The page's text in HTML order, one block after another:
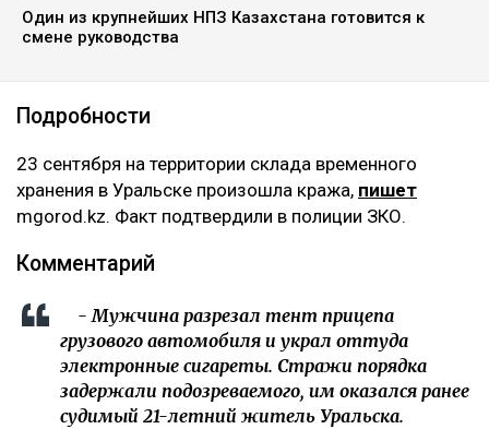
Один из крупнейших НПЗ Казахстана готовится к
смене руководства
Подробности
‎23 сентября на территории склада временного
хранения в Уральске произошла кража, пишет
mgorod.kz. Факт подтвердили в полиции ЗКО.
‎Комментарий
‎ - Мужчина разрезал тент прицепа
грузового автомобиля и украл оттуда
электронные сигареты. Стражи порядка
задержали подозреваемого, им оказался ранее
судимый 21-летний житель Уральска.